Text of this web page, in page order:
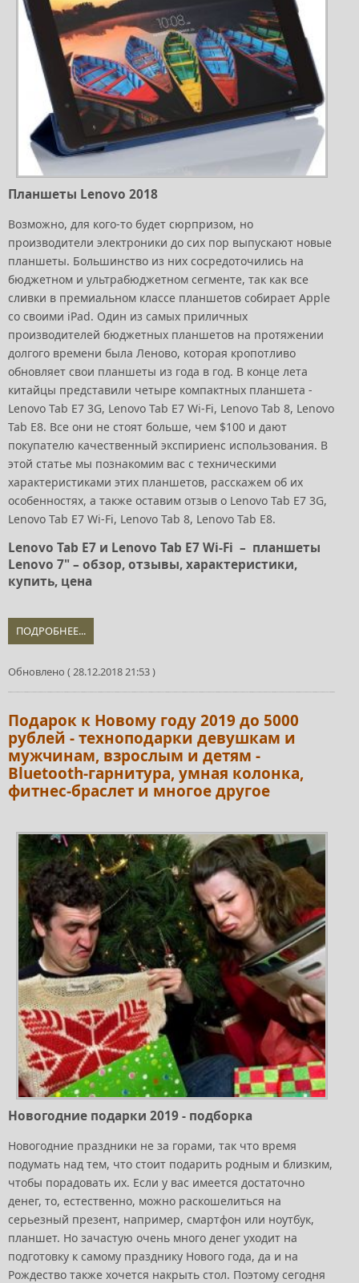
Планшеты Lenovo 2018
Возможно, для кого-то будет сюрпризом, но
производители электроники до сих пор выпускают новые
планшеты. Большинство из них сосредоточились на
бюджетном и ультрабюджетном сегменте, так как все
сливки в премиальном классе планшетов собирает Apple
со своими iPad. Один из самых приличных
производителей бюджетных планшетов на протяжении
долгого времени была Леново, которая кропотливо
обновляет свои планшеты из года в год. В конце лета
китайцы представили четыре компактных планшета -
Lenovo Tab E7 3G, Lenovo Tab E7 Wi-Fi, Lenovo Tab 8, Lenovo
Tab E8. Все они не стоят больше, чем $100 и дают
покупателю качественный экспириенс использования. В
этой статье мы познакомим вас с техническими
характеристиками этих планшетов, расскажем об их
особенностях, а также оставим отзыв о Lenovo Tab E7 3G,
Lenovo Tab E7 Wi-Fi, Lenovo Tab 8, Lenovo Tab E8.
Lenovo Tab E7 и Lenovo Tab E7 Wi-Fi – планшеты
Lenovo 7" – обзор, отзывы, характеристики,
купить, цена
ПОДРОБНЕЕ...
Обновлено ( 28.12.2018 21:53 )
Подарок к Новому году 2019 до 5000
рублей - техноподарки девушкам и
мужчинам, взрослым и детям -
Bluetooth-гарнитура, умная колонка,
фитнес-браслет и многое другое
Новогодние подарки 2019 - подборка
Новогодние праздники не за горами, так что время
подумать над тем, что стоит подарить родным и близким,
чтобы порадовать их. Если у вас имеется достаточно
денег, то, естественно, можно раскошелиться на
серьезный презент, например, смартфон или ноутбук,
планшет. Но зачастую очень много денег уходит на
подготовку к самому празднику Нового года, да и на
Рождество также хочется накрыть стол. Поэтому сегодня